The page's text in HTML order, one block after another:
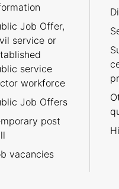
Job Offer,
service or
service
workforce
Job Offers
post
vacancies